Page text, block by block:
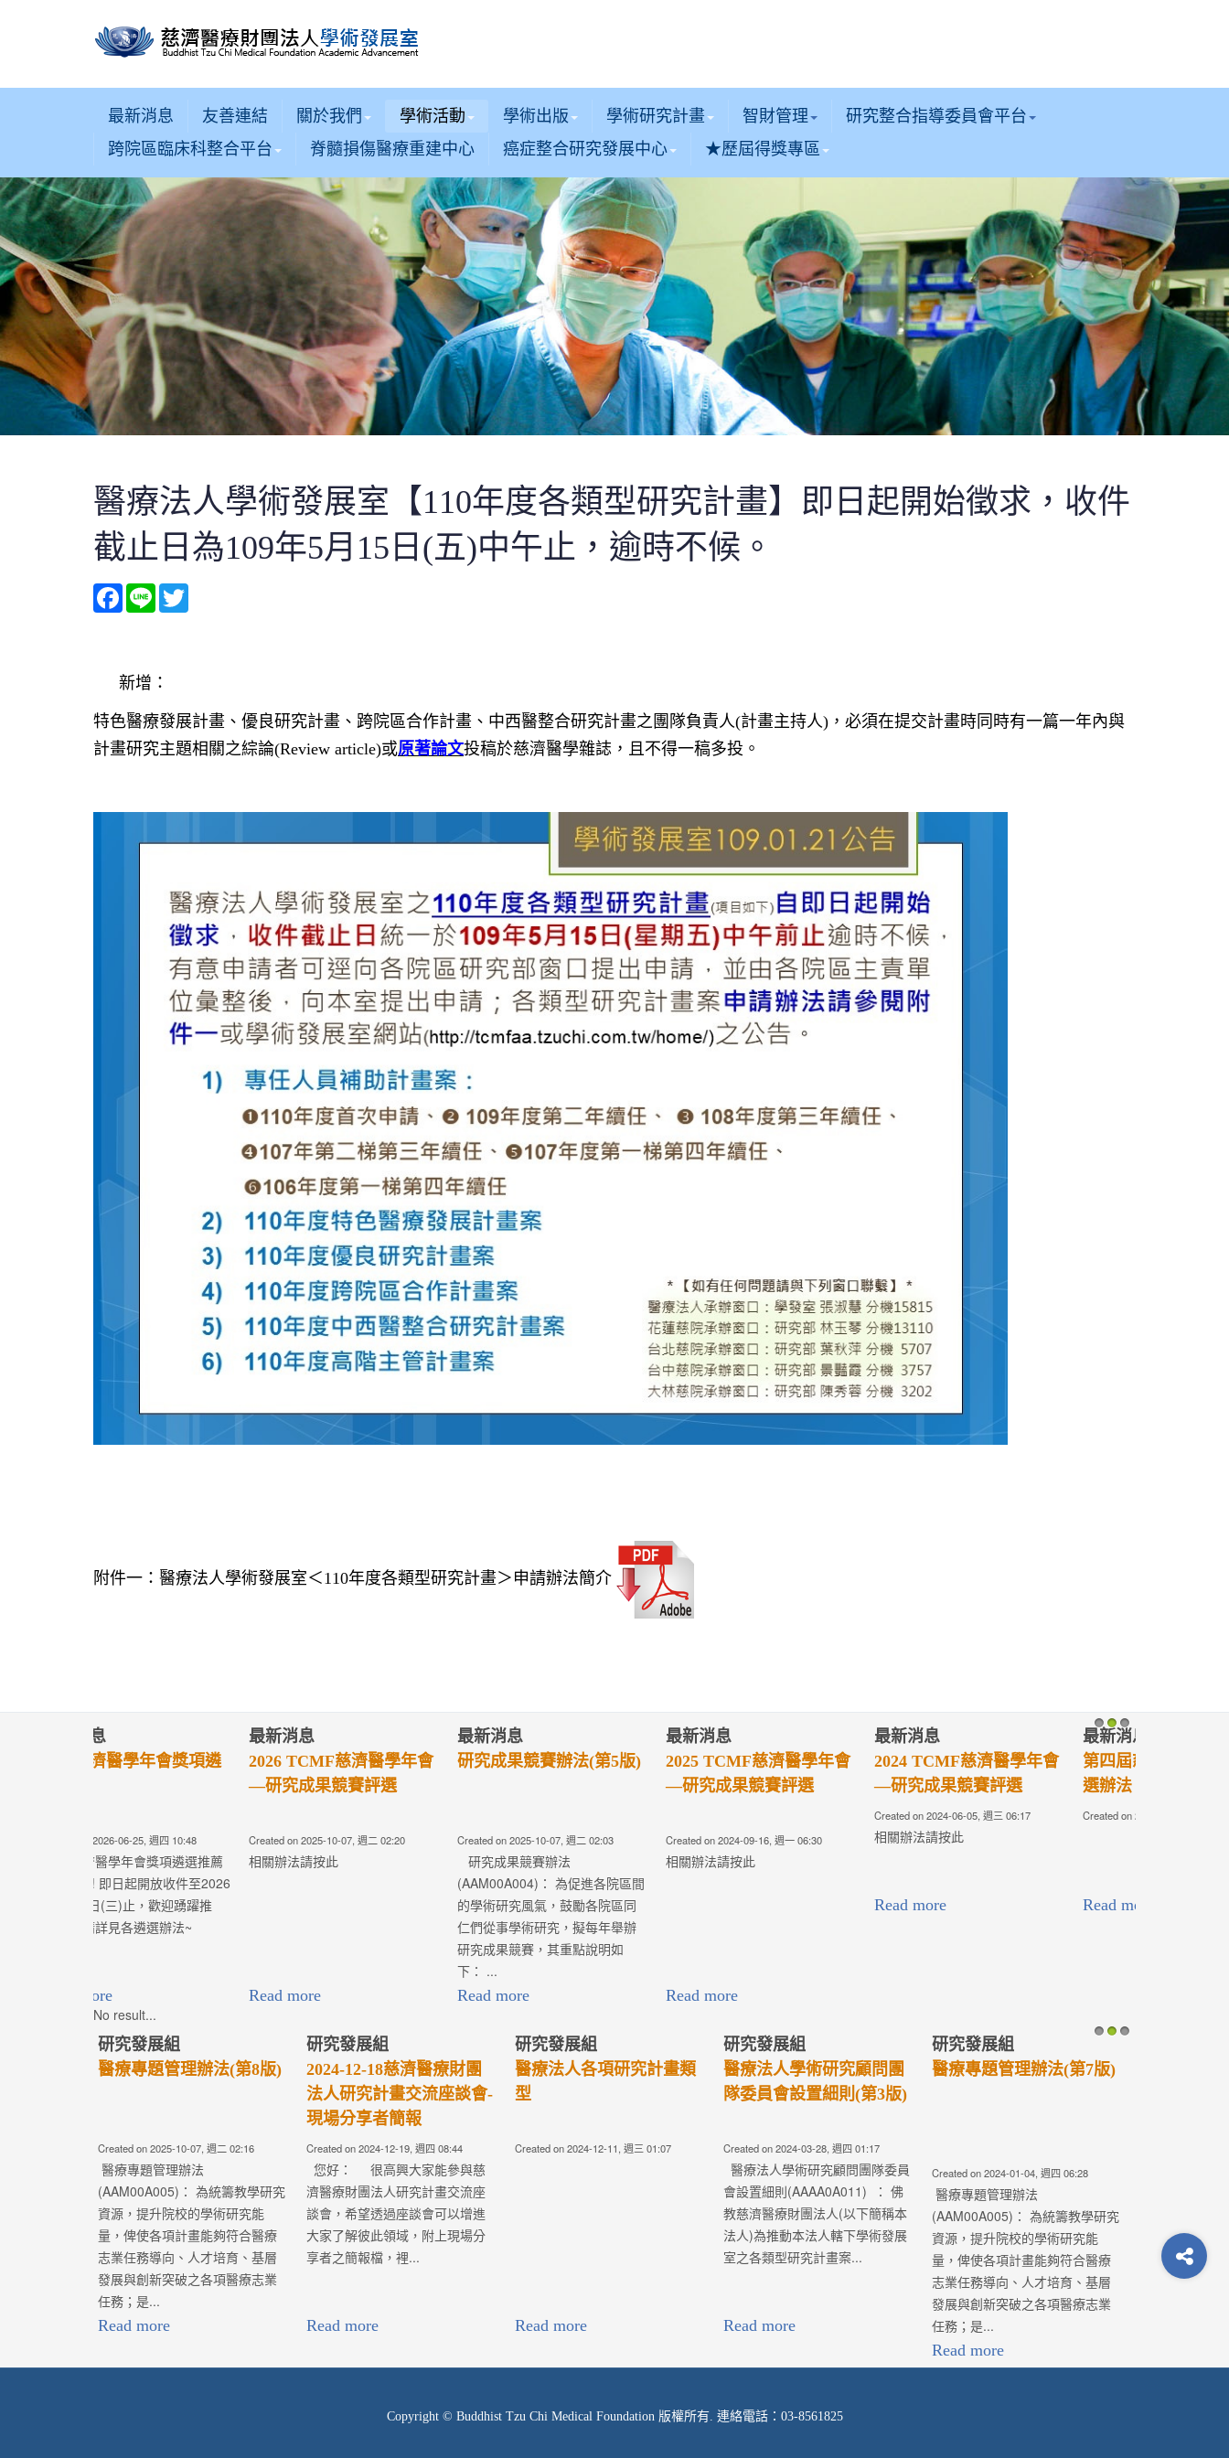
最新消息 友善連結 關於我們 學術活動 學術出版 學術研究計畫 智財管理
研究整合指導委員會平台
跨院區臨床科整合平台
脊髓損傷醫療重建中心 癌症整合研究發展中心 ★歷屆得獎專區
醫療法人學術發展室【110年度各類型研究計畫】即日起開始徵求，收件
截止日為109年5月15日(五)中午止，逾時不候。
Facebook
Line
新增：
特色醫療發展計畫、優良研究計畫、跨院區合作計畫、中西醫整合研究計畫之團隊負責人(計畫主持人)，必須在提交計畫時同時有一篇一年內與
計畫研究主題相關之綜論(Review article)或原著論文投稿於慈濟醫學雜誌，且不得一稿多投。
附件一：醫療法人學術發展室＜110年度各類型研究計畫＞申請辦法簡介
1 2 3
最新消息
2024 TCMF慈濟醫學年會
—研究成果競賽評選
相關辦法請按此
Read more
最新消息
第四屆慈濟醫療典範獎遴
選辦法
最新消息
第四屆傑出醫學系校友獎
Read more
最新消息
第四屆優秀年輕醫師獎遴
選辦法
Created on 2024-05-30, 週四 00:00
最新消息
2023TCMF慈濟醫學年會-
歡迎您
Created on 2023-10-30, 週一 08:05
連結請點下圖或：
Read more
醫療專題管理辦法(第7版)
(AAM00A005)： 為統籌教學研究
資源，提升院校的學術研究能
量，俾使各項計畫能夠符合醫療
志業任務導向、人才培育、基層
發展與創新突破之各項醫療志業
任務；是...
Read more
學術發展補助專案辦法(第
Created on 2024-01-04, 週四 03:15
學術發展補助專案辦法
(AAM00A001)： 為提升佛教
慈濟醫療財團法人之醫療水準及
推動各院區的學...
院校高階主管研究計畫申
(AAM00A014)： 為保障學術
醫療專題管理辦法(第4版)
Created on 2021-03-18, 週四 02:37
(AAM00A005)： 為統籌教學研究
資源，提升七院二校的學術研究
能量，俾使各項計畫能夠符合醫
療志業任務導向、人才培育、基
層發展與創新突破之各項醫療志
業任務...
年度各類型研究計畫】即
日起開始徵求，收件截止
日為109年5月15日(五)中...
西醫整合研究計畫之團隊負責人
(計畫主持人)，必須在提交計畫時
同時有一篇一年內與計畫研究主
題相關之綜論(Re...
Read more
Copyright © Buddhist Tzu Chi Medical Foundation 版權所有. 連絡電話：03-8561825